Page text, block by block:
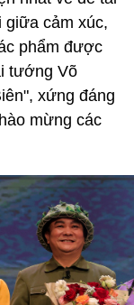
cảm xúc,
phẩm được
tướng Võ
xứng đáng
mừng các